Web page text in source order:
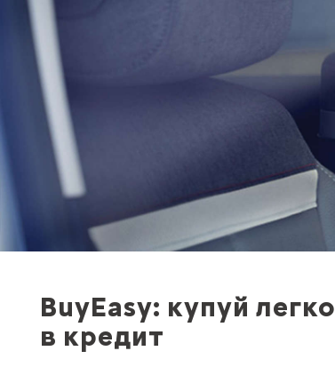
BuyEasy: купуй легко
в кредит